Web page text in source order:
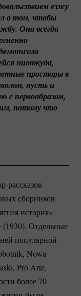
езжу
о том, чтобы
Она всегда
ниоткуда,
просторы в
пусть и
первообразом,
потому что
рассказов
сборников:
история»
(1930). Отдельные
популярной
Nowa
Pro Arte,
более 70